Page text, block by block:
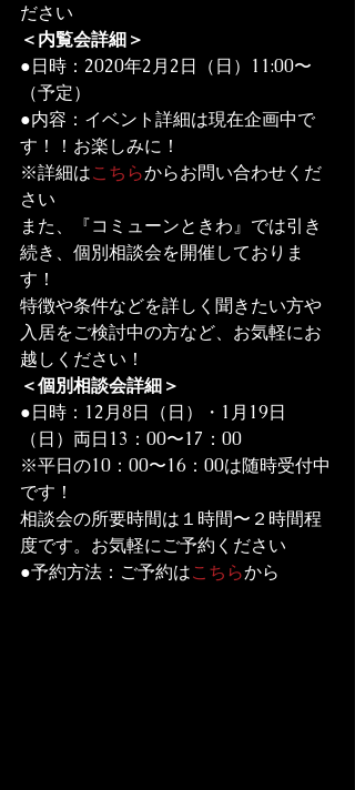
ださい
＜内覧会詳細＞
●日時：2020年2月2日（日）11:00〜
（予定）
●内容：イベント詳細は現在企画中で
す！！お楽しみに！
※詳細はこちらからお問い合わせくだ
さい
また、『コミューンときわ』では引き
続き、個別相談会を開催しておりま
す！
特徴や条件などを詳しく聞きたい方や
入居をご検討中の方など、お気軽にお
＜個別相談会詳細＞
●日時：12月8日（日）・1月19日
（日）両日13：00〜17：00
※平日の10：00〜16：00は随時受付中
です！
相談会の所要時間は１時間〜２時間程
度です。お気軽にご予約ください
●予約方法：ご予約はこちらから